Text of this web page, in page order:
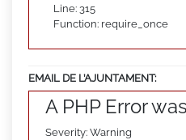
Line: 315
Function: require_once
EMAIL DE L’AJUNTAMENT:
A PHP Error
Severity: Warning